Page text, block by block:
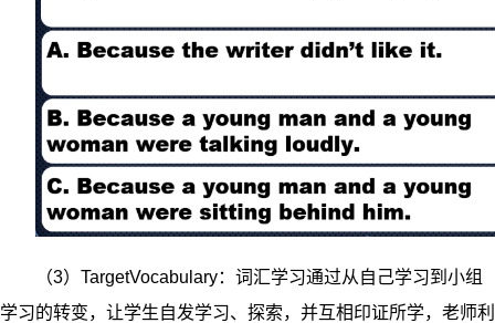
（3）TargetVocabulary：词汇学习通过从自己学习到小组
学习的转变，让学生自发学习、探索，并互相印证所学，老师利